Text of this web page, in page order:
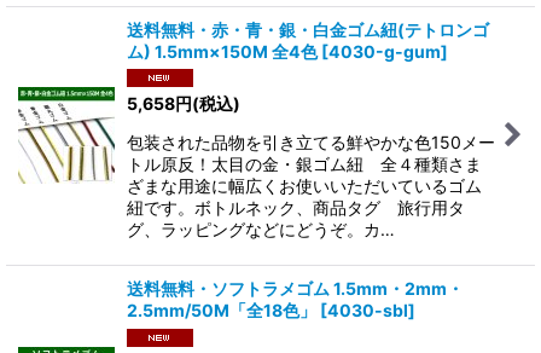
送料無料・赤・青・銀・白金ゴム紐(テトロンゴ
ム) 1.5mm×150M 全4色 [4030-g-gum]
5,658円(税込)
包装された品物を引き立てる鮮やかな色150メー
トル原反！太目の金・銀ゴム紐 全４種類さま
ざまな用途に幅広くお使いいただいているゴム
紐です。ボトルネック、商品タグ 旅行用タ
グ、ラッピングなどにどうぞ。カ…
送料無料・ソフトラメゴム 1.5mm・2mm・
2.5mm/50M「全18色」
[4030-sbl]